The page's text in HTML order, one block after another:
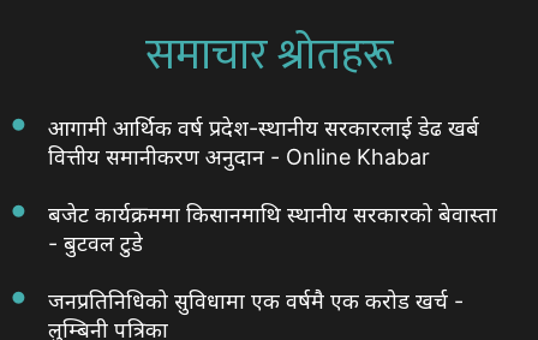
समाचार श्रोतहरू
आगामी आर्थिक वर्ष प्रदेश-स्थानीय सरकारलाई डेढ खर्ब
वित्तीय समानीकरण अनुदान - Online Khabar
बजेट कार्यक्रममा किसानमाथि स्थानीय सरकारको बेवास्ता
- बुटवल टुडे
जनप्रतिनिधिको सुविधामा एक वर्षमै एक करोड खर्च -
लुम्बिनी पत्रिका